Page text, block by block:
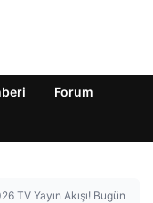
Forum
TV Yayın Akışı! Bugün